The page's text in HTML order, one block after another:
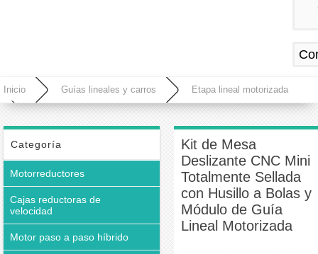
Inicio Guías lineales y carros Etapa lineal motorizada
Módulo de Guía Lineal Motorizada
Categoría
Motorreductores
Cajas reductoras de
velocidad
Motor paso a paso híbrido
Kit de Mesa
Deslizante CNC Mini
Totalmente Sellada
con Husillo a Bolas y
Módulo de Guía
Lineal Motorizada